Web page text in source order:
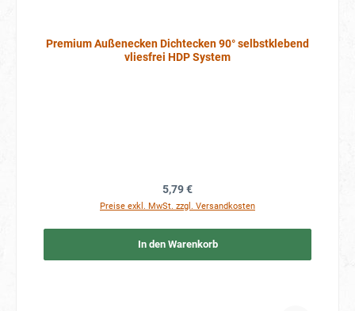
Premium Außenecken Dichtecken 90° selbstklebend
vliesfrei HDP System
Regulärer Preis:
5,79 €
Preise exkl. MwSt. zzgl. Versandkosten
In den Warenkorb